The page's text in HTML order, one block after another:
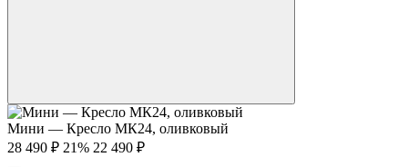
Мини — Кресло МК24, оливковый
28 490 ₽ 21% 22 490 ₽